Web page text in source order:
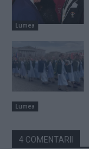
Lumea
Lumea
4 COMENTARII